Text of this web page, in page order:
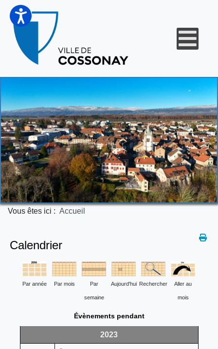
Vous êtes ici : Accueil
Calendrier
Par année Par mois Par
semaine
Aujourd'hui Rechercher Aller au
mois
Évènements pendant
2023